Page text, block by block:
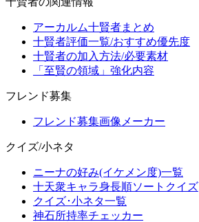
アーカルム十賢者まとめ
十賢者評価一覧/おすすめ優先度
十賢者の加入方法/必要素材
「至賢の領域」強化内容
フレンド募集
フレンド募集画像メーカー
クイズ/小ネタ
ニーナの好み(イケメン度)一覧
十天衆キャラ身長順ソートクイズ
クイズ･小ネタ一覧
神石所持率チェッカー